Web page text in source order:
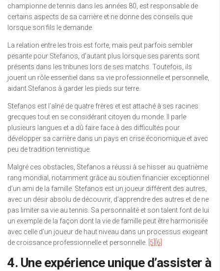
championne de tennis dans les années 80, est responsable de
certains aspects de sa carrière et ne donne des conseils que
lorsque son fils le demande.
La relation entre les trois est forte, mais peut parfois sembler
pesante pour Stefanos, d’autant plus lorsque ses parents sont
présents dans les tribunes lors de ses matchs. Toutefois, ils
jouent un rôle essentiel dans sa vie professionnelle et personnelle,
aidant Stefanos à garder les pieds sur terre.
Stefanos est l’aîné de quatre frères et est attaché à ses racines
grecques tout en se considérant citoyen du monde. Il parle
plusieurs langues et a dû faire face à des difficultés pour
développer sa carrière dans un pays en crise économique et avec
peu de tradition tennistique.
Malgré ces obstacles, Stefanos a réussi à se hisser au quatrième
rang mondial, notamment grâce au soutien financier exceptionnel
d’un ami de la famille. Stefanos est un joueur différent des autres,
avec un désir absolu de découvrir, d’apprendre des autres et de ne
pas limiter sa vie au tennis. Sa personnalité et son talent font de lui
un exemple de la façon dont la vie de famille peut être harmonisée
avec celle d’un joueur de haut niveau dans un processus exigeant
de croissance professionnelle et personnelle. [5] [6]
4. Une expérience unique d’assister à